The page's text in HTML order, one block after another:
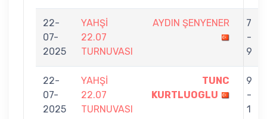
22-
07-
2025
YAHŞİ
22.07
TURNUVASI
AYDIN ŞENYENER
7
-
9
22-
07-
2025
YAHŞİ
22.07
TURNUVASI
TUNC
KURTLUOGLU
9
-
1